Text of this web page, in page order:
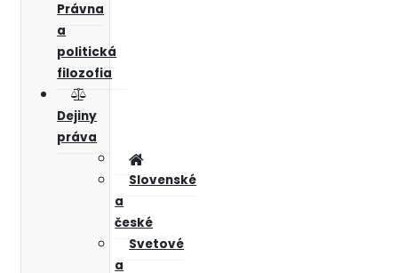
Právna
a
politická
filozofia
Dejiny
práva
Slovenské
a
české
Svetové
a